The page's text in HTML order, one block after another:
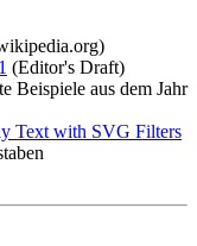
(Editor's Draft)
Beispiele aus dem Jahr
Text with SVG Filters